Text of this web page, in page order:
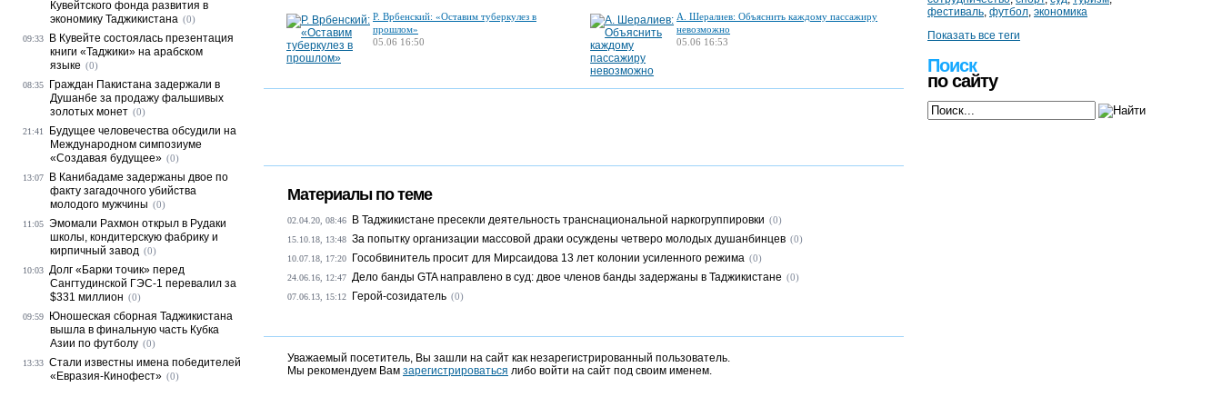
Р. Врбенский: «Оставим туберкулез в
прошлом»
05.06 16:50
А. Шералиев: Объяснить каждому пассажиру
невозможно
05.06 16:53
Материалы по теме
02.04.20, 08:46 В Таджикистане пресекли деятельность транснациональной наркогруппировки (0)
15.10.18, 13:48 За попытку организации массовой драки осуждены четверо молодых душанбинцев (0)
10.07.18, 17:20 Гособвинитель просит для Мирсаидова 13 лет колонии усиленного режима (0)
24.06.16, 12:47 Дело банды GTA направлено в суд: двое членов банды задержаны в Таджикистане (0)
07.06.13, 15:12 Герой-созидатель (0)
Уважаемый посетитель, Вы зашли на сайт как незарегистрированный пользователь.
Мы рекомендуем Вам зарегистрироваться либо войти на сайт под своим именем.
Кувейтского фонда развития в
экономику Таджикистана (0)
09:33
В Кувейте состоялась презентация
книги «Таджики» на арабском
языке (0)
08:35
Граждан Пакистана задержали в
Душанбе за продажу фальшивых
золотых монет (0)
21:41
Будущее человечества обсудили на
Международном симпозиуме
«Создавая будущее» (0)
13:07
В Канибадаме задержаны двое по
факту загадочного убийства
молодого мужчины (0)
11:05 Эмомали Рахмон открыл в Рудаки
школы, кондитерскую фабрику и
кирпичный завод (0)
10:03 Долг «Барки точик» перед
Сангтудинской ГЭС-1 перевалил за
$331 миллион (0)
09:59
Юношеская сборная Таджикистана
вышла в финальную часть Кубка
Азии по футболу (0)
13:33 Стали известны имена победителей
«Евразия-Кинофест» (0)
фестиваль, футбол, экономика
Показать все теги
Поиск
по сайту